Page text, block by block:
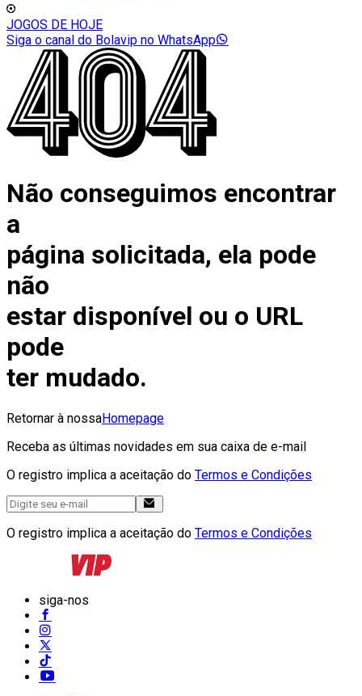
JOGOS DE HOJE
Siga o canal do Bolavip no WhatsApp
Não conseguimos encontrar
a
página solicitada, ela pode
não
estar disponível ou o URL
pode
ter mudado.
Retornar à nossaHomepage
Receba as últimas novidades em sua caixa de e-mail
O registro implica a aceitação do Termos e Condições
O registro implica a aceitação do Termos e Condições
siga-nos